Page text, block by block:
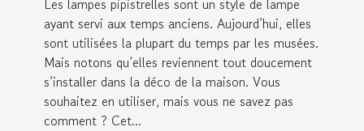
ayant servi aux temps anciens. Aujourd’hui, elles
sont utilisées la plupart du temps par les musées.
Mais notons qu’elles reviennent tout doucement
s’installer dans la déco de la maison. Vous
souhaitez en utiliser, mais vous ne savez pas
comment ? Cet...